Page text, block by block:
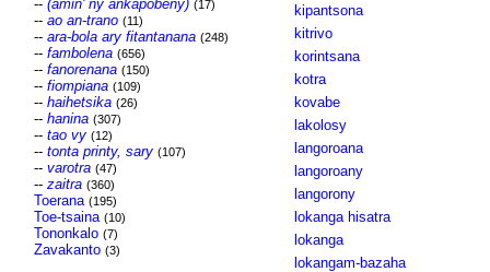
-- (amin' ny ankapobeny) (17)
-- ao an-trano (11)
-- ara-bola ary fitantanana (248)
-- fambolena (656)
-- fanorenana (150)
-- fiompiana (109)
-- haihetsika (26)
-- hanina (307)
-- tao vy (12)
-- tonta printy, sary (107)
-- varotra (47)
-- zaitra (360)
Toerana (195)
Toe-tsaina (10)
Tononkalo (7)
Zavakanto (3)
kipantsona
kitrivo
korintsana
kotra
kovabe
lakolosy
langoroana
langoroany
langorony
lokanga hisatra
lokanga
lokangam-bazaha